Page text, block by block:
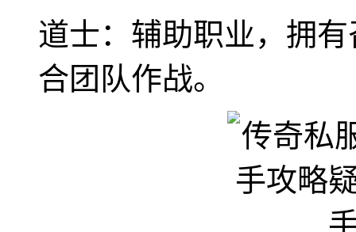
道士：辅助职业，拥
合团队作战。